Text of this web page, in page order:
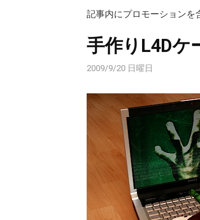
記事内にプロモーションを
手作りL4Dケ
2009/9/20 日曜日